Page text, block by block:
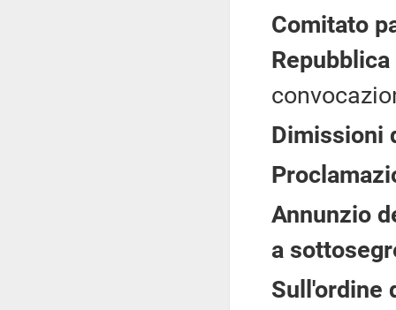
Comitato
Repubblica
Dimissioni
Annunzio
a
Sull'ordine